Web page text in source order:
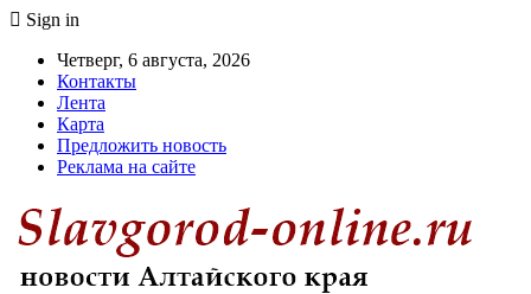
Sign in
Четверг, 6 августа, 2026
Контакты
Лента
Карта
Предложить новость
Реклама на сайте